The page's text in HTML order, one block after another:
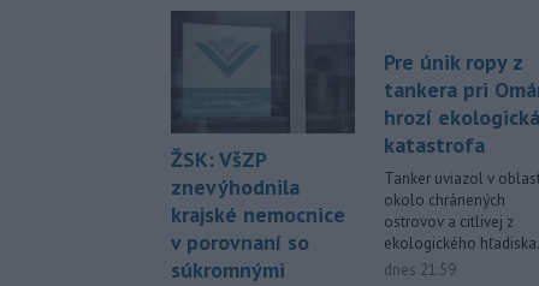
ŽSK: VšZP
znevýhodnila
krajské nemocnice
v porovnaní so
súkromnými
Pre únik ropy z
tankera pri
hrozí ekologická
katastrofa
Tanker uviazol v
okolo chránených
ostrovov a citlivej z
ekologického hľadiska.
dnes 21:59